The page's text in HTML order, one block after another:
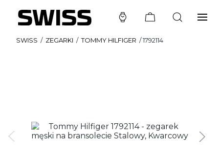
SWISS / ZEGARKI / TOMMY HILFIGER /1792114